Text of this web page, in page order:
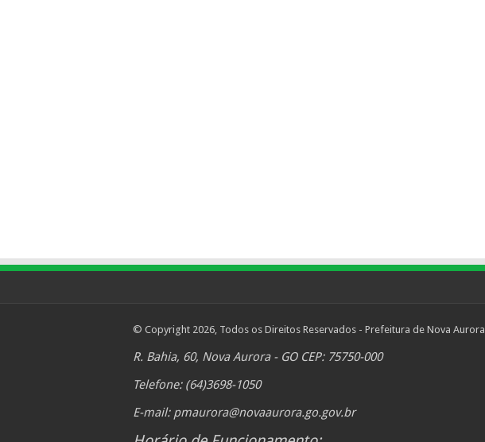
© Copyright 2026, Todos os Direitos Reservados - Prefeitura de Nova Aurora
R. Bahia, 60, Nova Aurora - GO CEP: 75750-000
Telefone: (64)3698-1050
E-mail: pmaurora@novaaurora.go.gov.br